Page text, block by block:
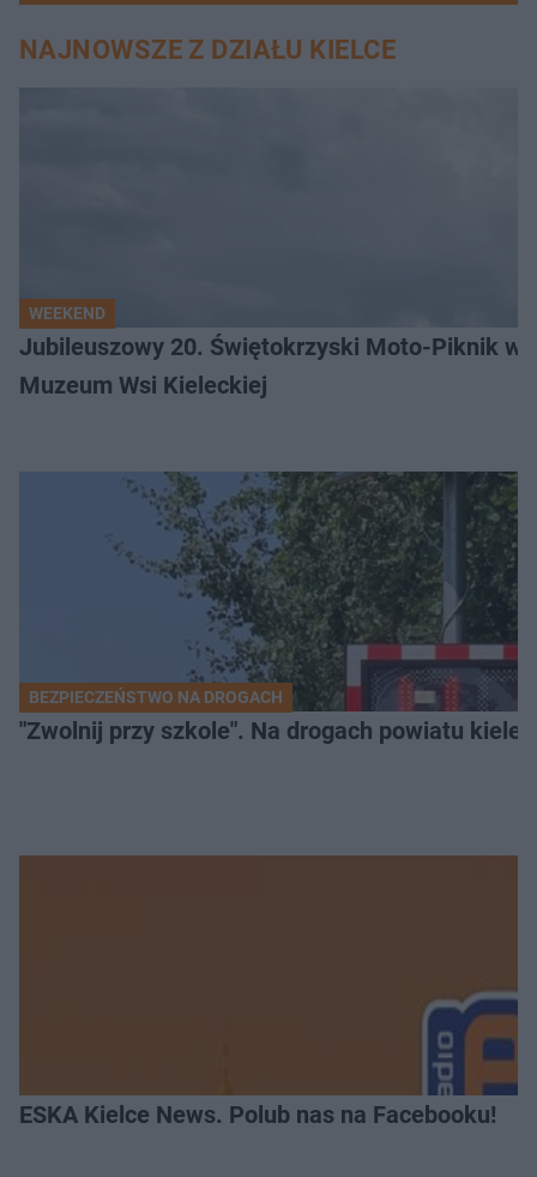
NAJNOWSZE Z DZIAŁU KIELCE
WEEKEND
Jubileuszowy 20. Świętokrzyski Moto-Piknik w
Muzeum Wsi Kieleckiej
BEZPIECZEŃSTWO NA DROGACH
"Zwolnij przy szkole". Na drogach powiatu
ESKA Kielce News. Polub nas na Facebooku!